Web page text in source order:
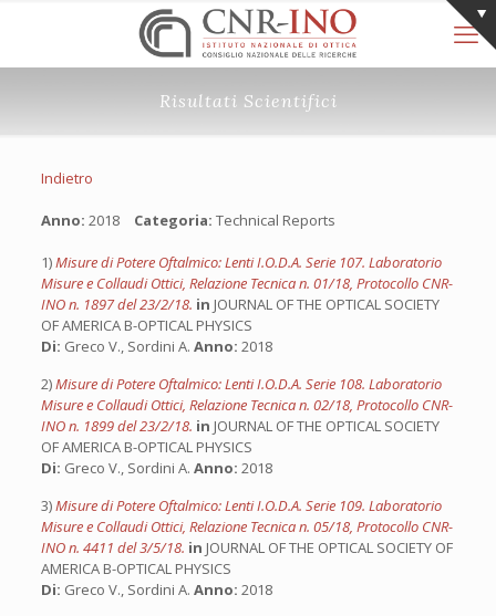
Risultati Scientifici
Indietro
Anno: 2018 Categoria: Technical Reports
1)Misure di Potere Oftalmico: Lenti I.O.D.A. Serie 107. Laboratorio
Misure e Collaudi Ottici, Relazione Tecnica n. 01/18, Protocollo CNR-
INO n. 1897 del 23/2/18. in JOURNAL OF THE OPTICAL SOCIETY
OF AMERICA B-OPTICAL PHYSICS
Di: Greco V., Sordini A. Anno: 2018
2)Misure di Potere Oftalmico: Lenti I.O.D.A. Serie 108. Laboratorio
Misure e Collaudi Ottici, Relazione Tecnica n. 02/18, Protocollo CNR-
INO n. 1899 del 23/2/18. in JOURNAL OF THE OPTICAL SOCIETY
OF AMERICA B-OPTICAL PHYSICS
Di: Greco V., Sordini A. Anno: 2018
3)Misure di Potere Oftalmico: Lenti I.O.D.A. Serie 109. Laboratorio
Misure e Collaudi Ottici, Relazione Tecnica n. 05/18, Protocollo CNR-
INO n. 4411 del 3/5/18. in JOURNAL OF THE OPTICAL SOCIETY OF
AMERICA B-OPTICAL PHYSICS
Di: Greco V., Sordini A. Anno: 2018